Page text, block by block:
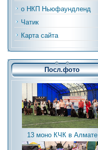
о НКП Ньюфаундленд
Чатик
Карта сайта
Посл.фото
13 моно КЧК в Алмате